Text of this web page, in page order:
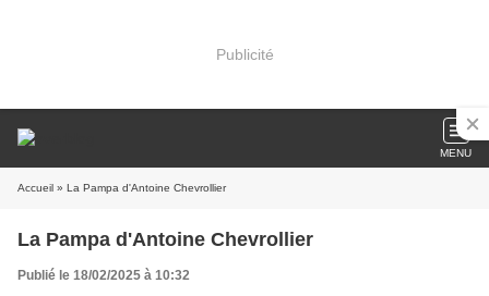
Publicité
MENU
Accueil » La Pampa d'Antoine Chevrollier
La Pampa d'Antoine Chevrollier
Publié le 18/02/2025 à 10:32